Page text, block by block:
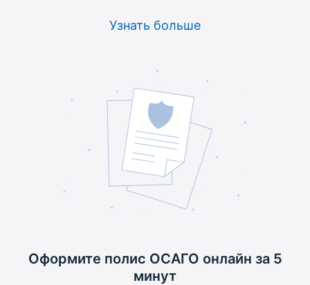
Узнать больше
Оформите полис ОСАГО онлайн за 5
минут